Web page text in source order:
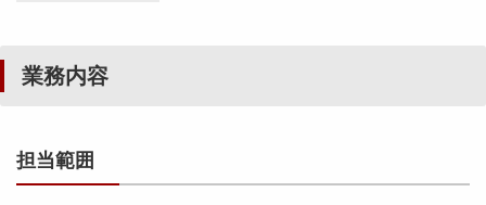
業務内容
担当範囲